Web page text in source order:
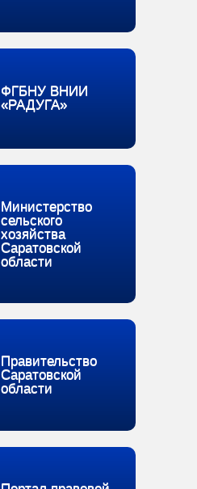
ФГБНУ ВНИИ
«РАДУГА»
Министерство
сельского
хозяйства
Саратовской
области
Правительство
Саратовской
области